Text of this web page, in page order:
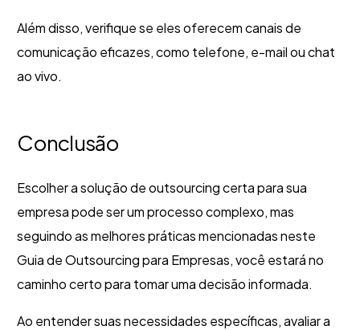
Além disso, verifique se eles oferecem canais de
comunicação eficazes, como telefone, e-mail ou chat
ao vivo.
Conclusão
Escolher a solução de outsourcing certa para sua
empresa pode ser um processo complexo, mas
seguindo as melhores práticas mencionadas neste
Guia de Outsourcing para Empresas, você estará no
caminho certo para tomar uma decisão informada.
Ao entender suas necessidades específicas, avaliar a